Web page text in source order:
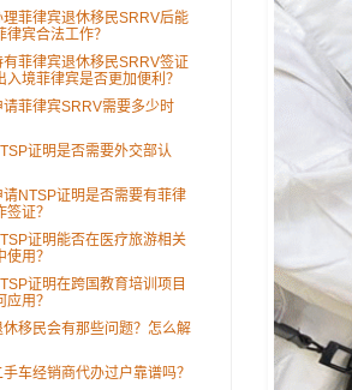
理菲律宾退休移民SRRV后能
律宾合法工作？
有菲律宾退休移民SRRV签证
入境菲律宾是否更加便利？
请菲律宾SRRV需要多少时
证明是否需要外交部认
NTSP证明是否需要有菲律
签证？
证明能否在医疗旅游相关
使用？
证明在跨国教育培训项目
应用？
移民会有那些问题？怎么解
车经销商代办过户靠谱吗？